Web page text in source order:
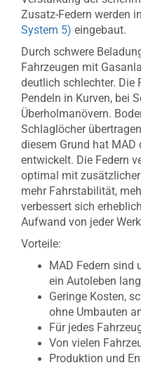
Zusatz-Federn werden
System 5) eingebaut.
Durch schwere
Fahrzeugen mit
deutlich schlechter. Die
Pendeln in Kurven, bei
Überholmanövern.
Schlaglöcher
diesem Grund hat MAD
entwickelt. Die Federn
optimal mit
mehr Fahrstabilität,
verbessert sich
Aufwand von jeder
Vorteile:
MAD Federn sind
ein Autoleben
Geringe Kosten,
ohne Umbauten
Für jedes
Von vielen
Produktion und